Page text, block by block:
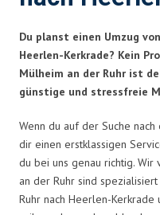
Du planst einen Umzug
Heerlen-Kerkrade? Kein
Mülheim an der Ruhr ist
günstige und stressfreie
Wenn du auf der Suche
dir einen erstklassigen
du bei uns genau richtig. Wir
an der Ruhr sind
Ruhr nach Heerlen-